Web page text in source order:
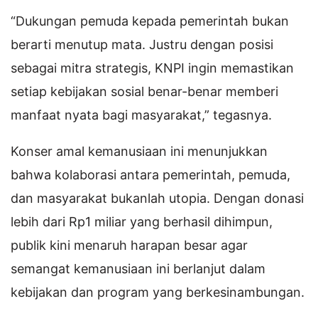
“Dukungan pemuda kepada pemerintah bukan
berarti menutup mata. Justru dengan posisi
sebagai mitra strategis, KNPI ingin memastikan
setiap kebijakan sosial benar-benar memberi
manfaat nyata bagi masyarakat,” tegasnya.
Konser amal kemanusiaan ini menunjukkan
bahwa kolaborasi antara pemerintah, pemuda,
dan masyarakat bukanlah utopia. Dengan donasi
lebih dari Rp1 miliar yang berhasil dihimpun,
publik kini menaruh harapan besar agar
semangat kemanusiaan ini berlanjut dalam
kebijakan dan program yang berkesinambungan.